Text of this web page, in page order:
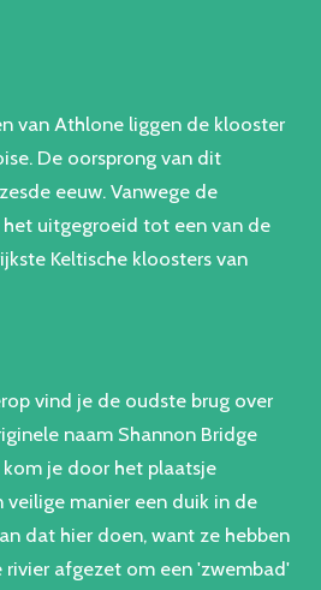
van Athlone liggen de klooster
De oorsprong van dit
eeuw. Vanwege de
uitgegroeid tot een van de
Keltische kloosters van
vind je de oudste brug over
naam Shannon Bridge
kom je door het plaatsje
veilige manier een duik in de
dat hier doen, want ze hebben
rivier afgezet om een 'zwembad'